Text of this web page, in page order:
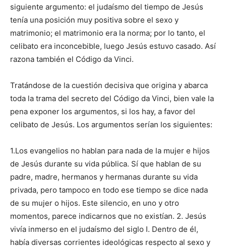
siguiente argumento: el judaísmo del tiempo de Jesús
tenía una posición muy positiva sobre el sexo y
matrimonio; el matrimonio era la norma; por lo tanto, el
celibato era inconcebible, luego Jesús estuvo casado. Así
razona también el Código da Vinci.
Tratándose de la cuestión decisiva que origina y abarca
toda la trama del secreto del Código da Vinci, bien vale la
pena exponer los argumentos, si los hay, a favor del
celibato de Jesús. Los argumentos serían los siguientes:
1.Los evangelios no hablan para nada de la mujer e hijos
de Jesús durante su vida pública. Sí que hablan de su
padre, madre, hermanos y hermanas durante su vida
privada, pero tampoco en todo ese tiempo se dice nada
de su mujer o hijos. Este silencio, en uno y otro
momentos, parece indicarnos que no existían. 2. Jesús
vivía inmerso en el judaísmo del siglo I. Dentro de él,
había diversas corrientes ideológicas respecto al sexo y